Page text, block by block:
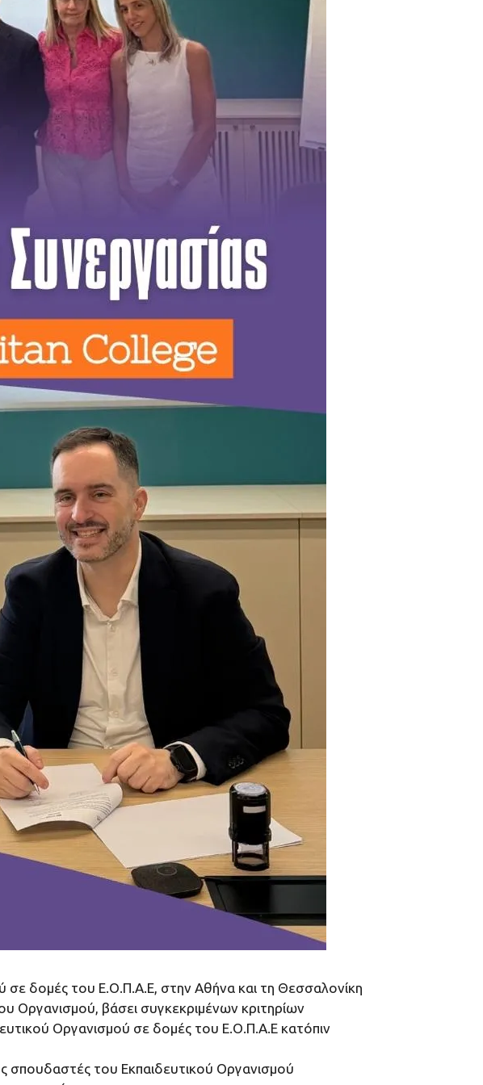
σε δομές του Ε.Ο.Π.Α.Ε, στην Αθήνα και τη Θεσσαλονίκη
βάσει συγκεκριμένων κριτηρίων
Οργανισμού σε δομές του Ε.Ο.Π.Α.Ε κατόπιν
σπουδαστές του Εκπαιδευτικού Οργανισμού